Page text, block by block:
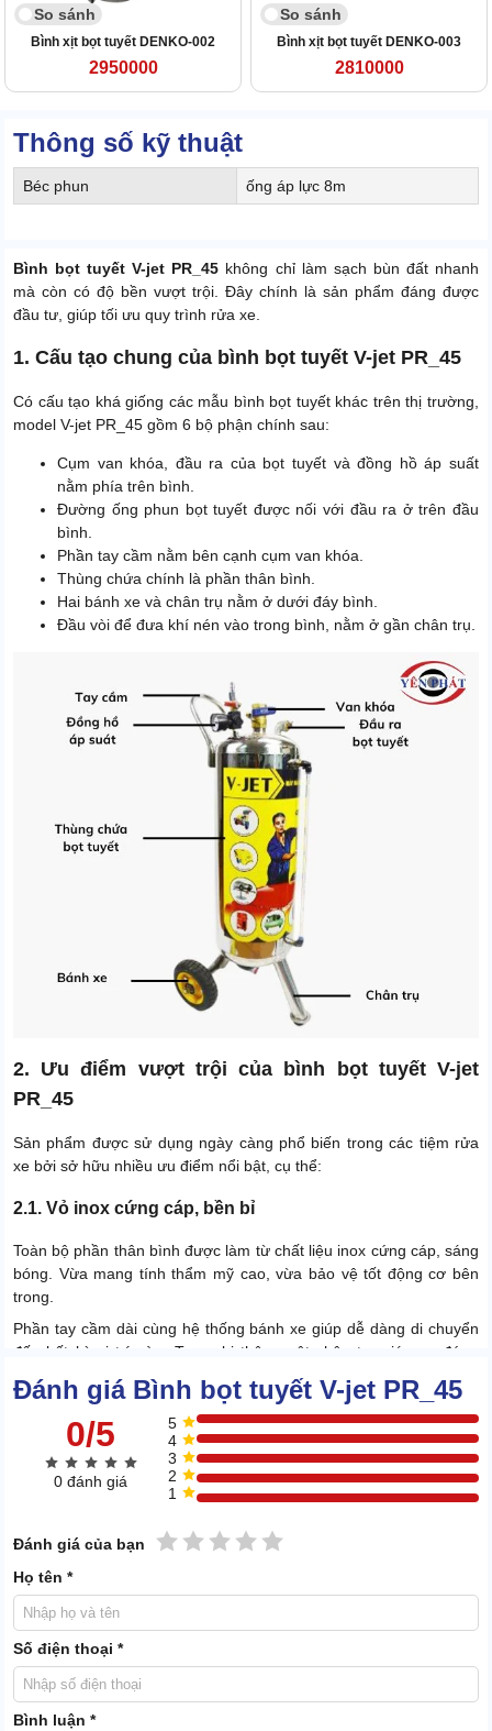
So sánh
Bình xịt bọt tuyết DENKO-002
2950000
So sánh
Bình xịt bọt tuyết DENKO-003
2810000
Thông số kỹ thuật
Béc phun ống áp lực 8m
Bình bọt tuyết V-jet PR_45 không chỉ làm sạch bùn đất nhanh
mà còn có độ bền vượt trội. Đây chính là sản phẩm đáng được
đầu tư, giúp tối ưu quy trình rửa xe.
1. Cấu tạo chung của bình bọt tuyết V-jet PR_45
Có cấu tạo khá giống các mẫu bình bọt tuyết khác trên thị trường,
model V-jet PR_45 gồm 6 bộ phận chính sau:
Cụm van khóa, đầu ra của bọt tuyết và đồng hồ áp suất
nằm phía trên bình.
Đường ống phun bọt tuyết được nối với đầu ra ở trên đầu
bình.
Phần tay cầm nằm bên cạnh cụm van khóa.
Thùng chứa chính là phần thân bình.
Hai bánh xe và chân trụ nằm ở dưới đáy bình.
Đầu vòi để đưa khí nén vào trong bình, nằm ở gần chân trụ.
2. Ưu điểm vượt trội của bình bọt tuyết V-jet
PR_45
Sản phẩm được sử dụng ngày càng phổ biến trong các tiệm rửa
xe bởi sở hữu nhiều ưu điểm nổi bật, cụ thể:
2.1. Vỏ inox cứng cáp, bền bỉ
Toàn bộ phần thân bình được làm từ chất liệu inox cứng cáp, sáng
bóng. Vừa mang tính thẩm mỹ cao, vừa bảo vệ tốt động cơ bên
trong.
Phần tay cầm dài cùng hệ thống bánh xe giúp dễ dàng di chuyển
đến bất kỳ vị trí nào. Trang bị thêm một chân trụ giúp xe đứng
Đánh giá Bình bọt tuyết V-jet PR_45
0/5
0 đánh giá
5
4
3
2
1
Đánh giá của bạn 5 sao
4 sao
3 sao
2 sao
1 sao
Họ tên *
Số điện thoại *
Bình luận *